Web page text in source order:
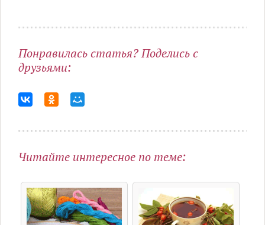
Понравилась статья? Поделись с
друзьями:
Читайте интересное по теме: